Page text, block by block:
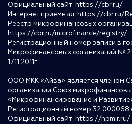
Официальный сайт: https://cbr.ru/
Интернет приемная: https://cbr.ru/
Реестр микрофинансовых
https://cbr.ru/microfinance/registry/
Регистрационный номер записи в
Микрофинансовых организаций №
17.11.2011г.
ООО МКК «Айва» является членом
организации Союз
«Микрофинансирование и
Регистрационный номер 32 000068
Официальный сайт: https://npmir.ru/